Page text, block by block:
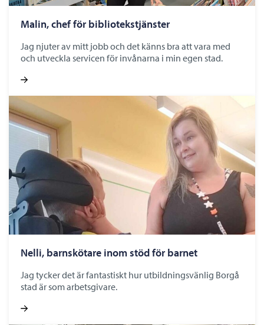
Malin, chef för bibliotekstjänster
Jag njuter av mitt jobb och det känns bra att vara med
och utveckla servicen för invånarna i min egen stad.
Nelli, barnskötare inom stöd för barnet
Jag tycker det är fantastiskt hur utbildningsvänlig Borgå
stad är som arbetsgivare.